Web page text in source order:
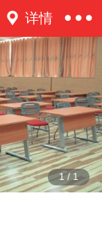
详情
1/ 1